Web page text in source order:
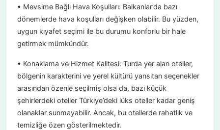
• Mevsime Bağlı Hava Koşulları: Balkanlar’da bazı
dönemlerde hava koşulları değişken olabilir. Bu yüzden,
uygun kıyafet seçimi ile bu durumu konforlu bir hale
getirmek mümkündür.
• Konaklama ve Hizmet Kalitesi: Turda yer alan oteller,
bölgenin karakterini ve yerel kültürü yansıtan seçenekler
arasından özenle seçilmiş olsa da, bazı küçük
şehirlerdeki oteller Türkiye’deki lüks oteller kadar geniş
olanaklar sunmayabilir. Ancak, bu otellerde rahatlık ve
temizliğe özen gösterilmektedir.